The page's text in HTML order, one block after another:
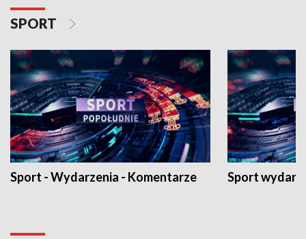
SPORT
Sport - Wydarzenia - Komentarze Sport